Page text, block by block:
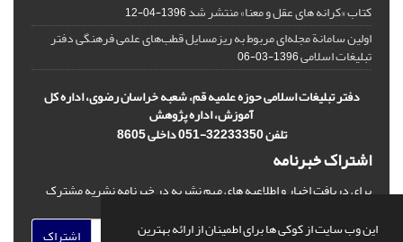
این وب سایت از کوکی ها برای اطمینان از ارائه بهترین
کتاب «کرانه های عقل و معنا» منتشر شد1396-04-12
اولین سامانة مجله‌ای مربوط به ریزمسایل‌ قطب‌های علمی فرهنگی دفتر
تبلیغات اسلامی1396-03-06
دفتر تبلیغات اسلامی حوزه علمیه قم، شعبه خراسان رضوی، اداره کل
آموزش، اداره پژوهش
تلفن 32233350-051 داخلی 8605
اشتراک خبرنامه
برای دریافت اخبار و اطلاعیه های مهم نشریه در خبرنامه نشریه مشترک
اشتراک